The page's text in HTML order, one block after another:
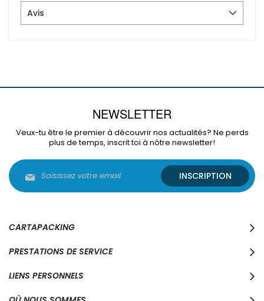
Avis
NEWSLETTER
Veux-tu être le premier à découvrir nos actualités? Ne perds
plus de temps, inscrit toi à nôtre newsletter!
à
notre
INSCRIPTION
CARTAPACKING
PRESTATIONS DE SERVICE
LIENS PERSONNELS